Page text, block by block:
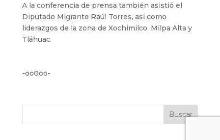
A la conferencia de prensa también asistió el
Diputado Migrante Raúl Torres, así como
liderazgos de la zona de Xochimilco, Milpa Alta y
Tláhuac.
-oo0oo-